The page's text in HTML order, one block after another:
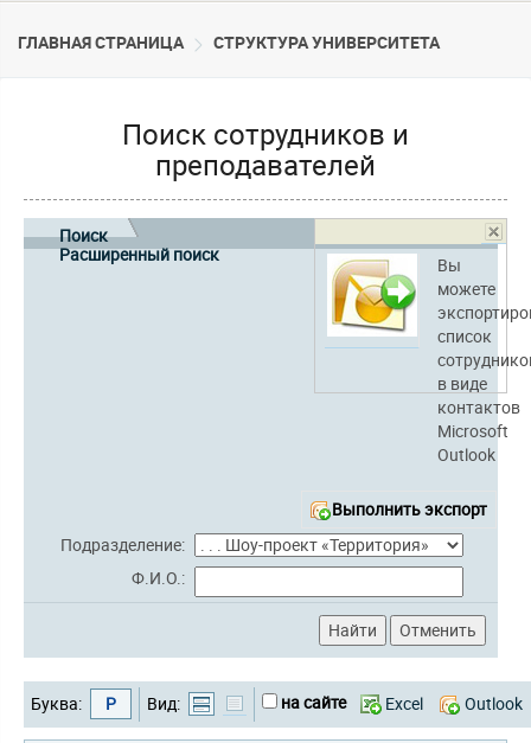
ГЛАВНАЯ СТРАНИЦА CТРУКТУРА УНИВЕРСИТЕТА
Поиск сотрудников и
преподавателей
Вы
можете
список
в виде
контактов
Microsoft
Outlook
Выполнить экспорт
Поиск
Расширенный поиск
Подразделение:
Ф.И.О.:
Буква: Р Вид: на сайте Excel Outlook